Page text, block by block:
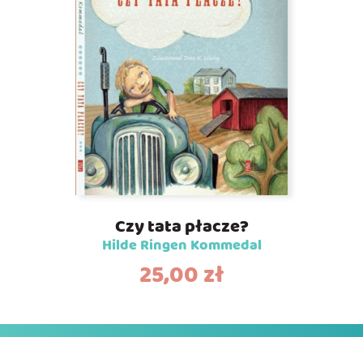
Czy tata płacze?
Hilde Ringen Kommedal
25,00zł